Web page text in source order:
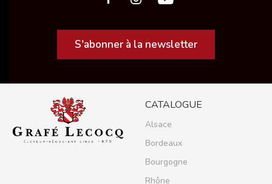
S'abonner à la newsletter
CATALOGUE
Alsace
Bordeaux
Bourgogne
Rhône